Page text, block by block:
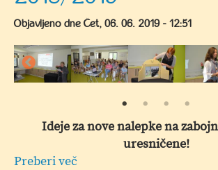
Objavljeno dne Čet, 06. 06. 2019 - 12:51
Ideje za nove nalepke na
uresničene!
Preberi več